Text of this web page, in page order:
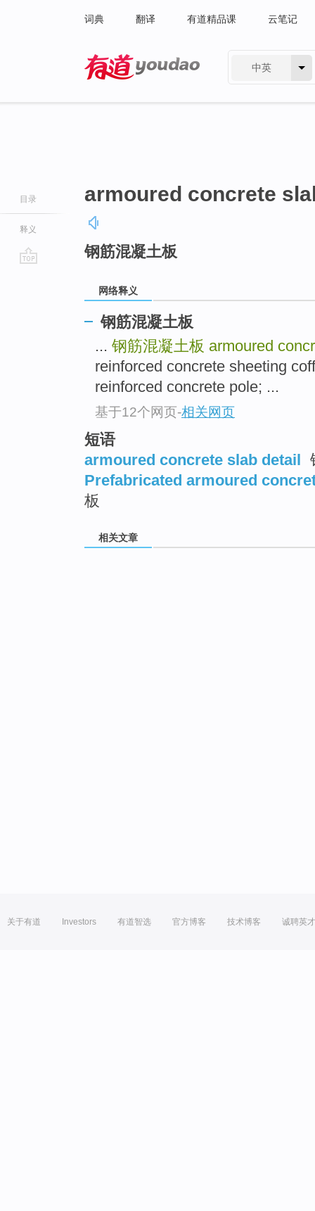
词典 翻译 有道精品课 云笔记
中英
目录
释义
armoured concrete
钢筋混凝土板
网络释义
钢筋混凝土板
... 钢筋混凝土板 armoured
reinforced concrete sheeting
reinforced concrete pole; ...
基于12个网页-相关网页
短语
armoured concrete slab detail
Prefabricated armoured
板
相关文章
关于有道 Investors 有道智选 官方博客 技术博客 诚聘英才